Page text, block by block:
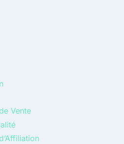
Vente